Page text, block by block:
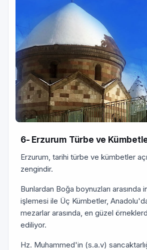
6- Erzurum Türbe ve
Erzurum, tarihi türbe ve kümbetler
zengindir.
Bunlardan Boğa boynuzları arasında
işlemesi ile Üç Kümbetler,
mezarlar arasında, en güzel
ediliyor.
Hz. Muhammed'in (s.a.v)